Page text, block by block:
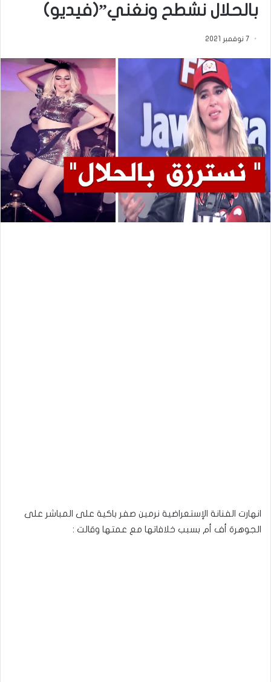
بالحلال نشطح ونغني”(فيديو)
7 نوفمبر 2021
انهارت الفنانة الإستعراضية نرمين صفر باكية على المباشر على
الجوهرة أف أم بسبب خلافاتها مع عمتها وقالت :